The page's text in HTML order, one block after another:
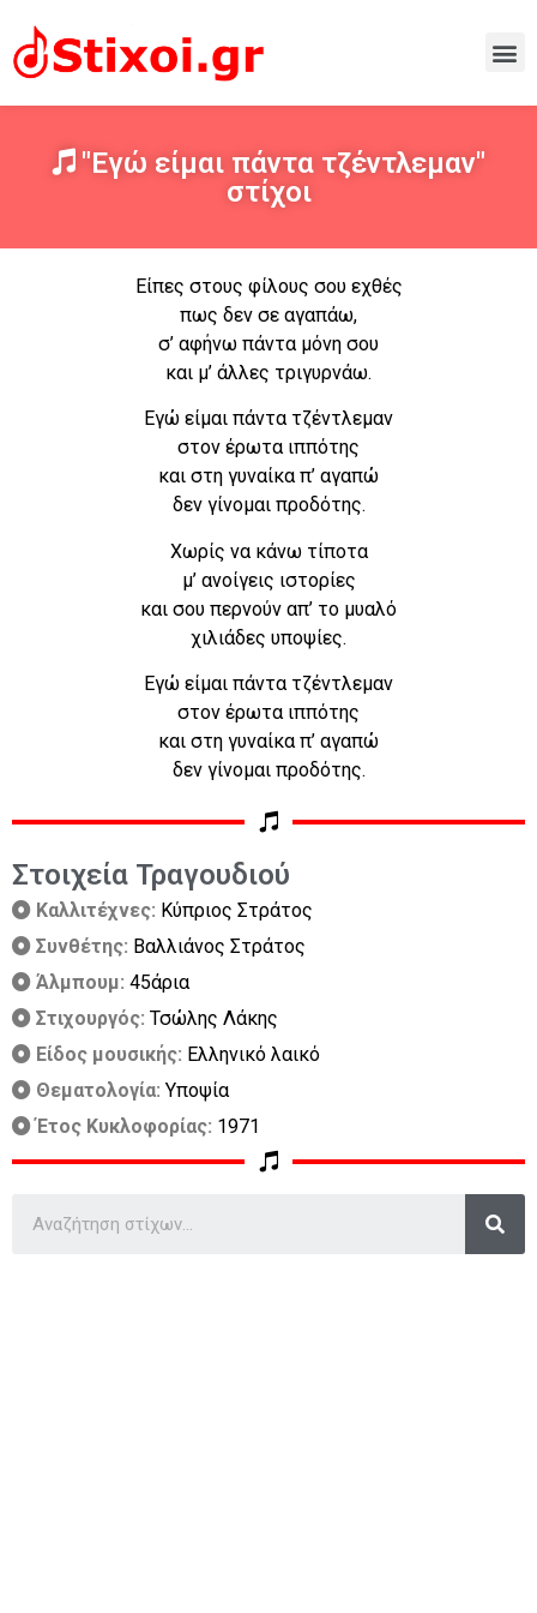
"Εγώ είμαι πάντα τζέντλεμαν"
στίχοι
Είπες στους φίλους σου εχθές
πως δεν σε αγαπάω,
σ’ αφήνω πάντα μόνη σου
και μ’ άλλες τριγυρνάω.
Εγώ είμαι πάντα τζέντλεμαν
στον έρωτα ιππότης
και στη γυναίκα π’ αγαπώ
δεν γίνομαι προδότης.
Χωρίς να κάνω τίποτα
μ’ ανοίγεις ιστορίες
και σου περνούν απ’ το μυαλό
χιλιάδες υποψίες.
Εγώ είμαι πάντα τζέντλεμαν
στον έρωτα ιππότης
και στη γυναίκα π’ αγαπώ
δεν γίνομαι προδότης.
Στοιχεία Τραγουδιού
Καλλιτέχνες: Κύπριος Στράτος
Συνθέτης: Βαλλιάνος Στράτος
Άλμπουμ: 45άρια
Στιχουργός: Τσώλης Λάκης
Είδος μουσικής: Ελληνικό λαικό
Θεματολογία: Υποψία
Έτος Κυκλοφορίας: 1971